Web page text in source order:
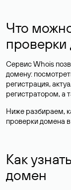
Что
Сервис Whois
домену:
регистрация,
регистратором, а
Ниже разбираем,
проверки домена
Как
домен